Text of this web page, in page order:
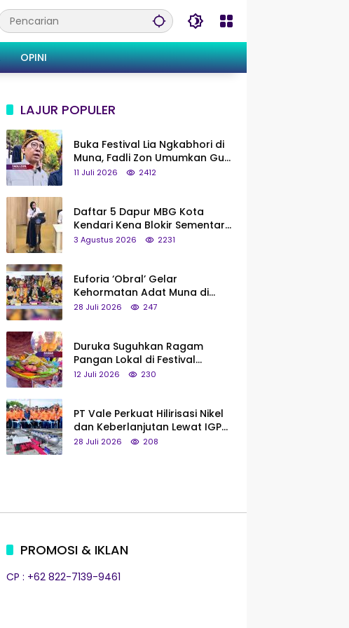
OPINI
LAJUR POPULER
Buka Festival Lia Ngkabhori di
Muna, Fadli Zon Umumkan Gua
Metanduno Segera Naik Status
11 Juli 2026 2412
Daftar 5 Dapur MBG Kota
Kendari Kena Blokir Sementara
dari Pusat
3 Agustus 2026 2231
Euforia ‘Obral’ Gelar
Kehormatan Adat Muna di
Silaturahmi KKMM, Ridwan Bae:
28 Juli 2026 247
Duruka Suguhkan Ragam
Pangan Lokal di Festival
Liangkobhori, Dari Umbi Rebus
12 Juli 2026 230
PT Vale Perkuat Hilirisasi Nikel
dan Keberlanjutan Lewat IGP
Morowali
28 Juli 2026 208
PROMOSI & IKLAN
CP : +62 822-7139-9461